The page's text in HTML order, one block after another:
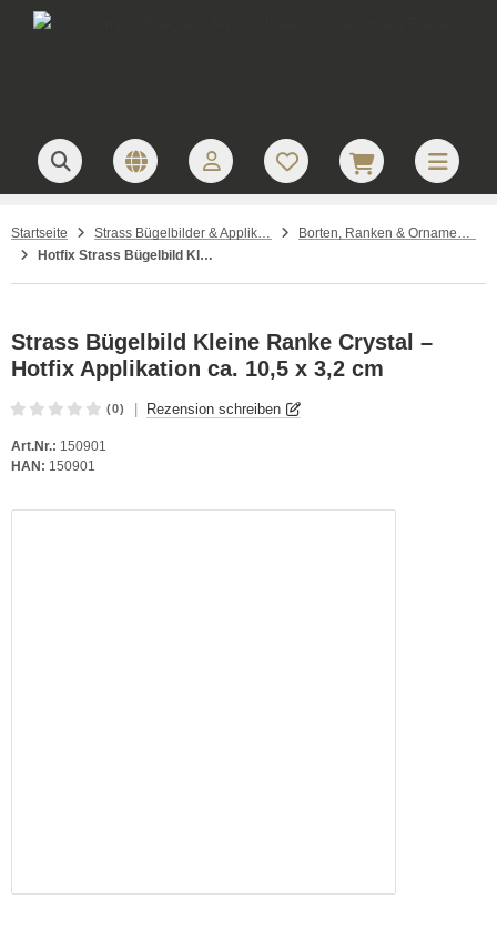
Startseite Strass Bügelbilder & Applikationen zum Aufbügeln
Borten, Ranken & Ornamente – Strass Bügelbilder
Hotfix Strass Bügelbild Kleine Ranke Crystal 150901 Applikation Strassmotiv
Strass Bügelbild Kleine Ranke Crystal –
Hotfix Applikation ca. 10,5 x 3,2 cm
(0) Rezension schreiben
Art.Nr.: 150901
HAN: 150901